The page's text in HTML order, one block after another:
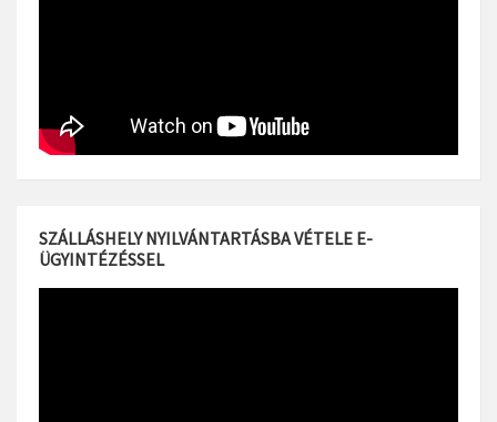
SZÁLLÁSHELY NYILVÁNTARTÁSBA VÉTELE E-
ÜGYINTÉZÉSSEL